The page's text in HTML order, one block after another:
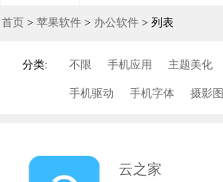
首页 > 苹果软件 > 办公软件 > 列表
分类: 不限 手机应用 主题美化
手机驱动 手机字体 摄影
云之家